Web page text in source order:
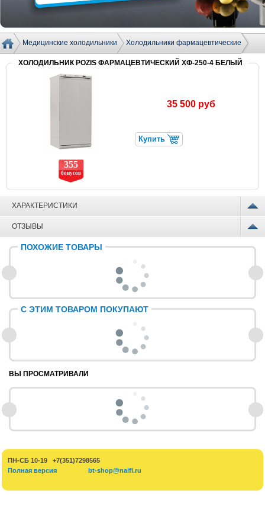
Медицинские холодильники Холодильники фармацевтические
ХОЛОДИЛЬНИК POZIS ФАРМАЦЕВТИЧЕСКИЙ ХФ-250-4 БЕЛЫЙ
355
бонусов
35 500 руб
Купить
ХАРАКТЕРИСТИКИ
ОТЗЫВЫ
ПОХОЖИЕ ТОВАРЫ
С ЭТИМ ТОВАРОМ ПОКУПАЮТ
ВЫ ПРОСМАТРИВАЛИ
ПН-СБ 10-19 +7(351)7298565
Полная версия
bt-shop@naifl.ru